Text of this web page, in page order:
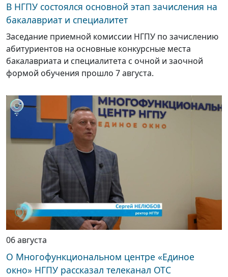
В НГПУ состоялся основной этап зачисления на
бакалавриат и специалитет
Заседание приемной комиссии НГПУ по зачислению
абитуриентов на основные конкурсные места
бакалавриата и специалитета с очной и заочной
формой обучения прошло 7 августа.
06 августа
О Многофункциональном центре «Единое
окно» НГПУ рассказал телеканал ОТС